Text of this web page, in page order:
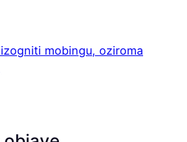
mobingu, oziroma